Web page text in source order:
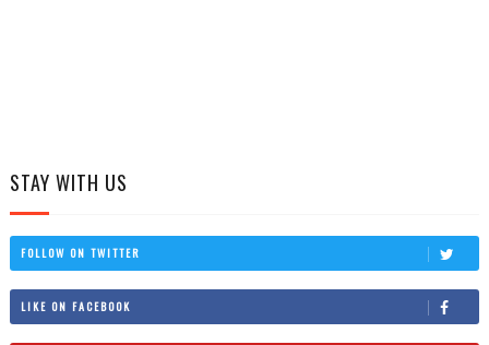
STAY WITH US
FOLLOW ON TWITTER
LIKE ON FACEBOOK